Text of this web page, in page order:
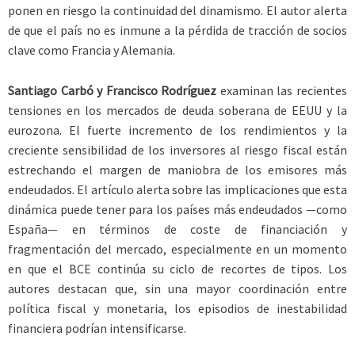
ponen en riesgo la continuidad del dinamismo. El autor alerta
de que el país no es inmune a la pérdida de tracción de socios
clave como Francia y Alemania.
Santiago Carbó y Francisco Rodríguez examinan las recientes
tensiones en los mercados de deuda soberana de EEUU y la
eurozona. El fuerte incremento de los rendimientos y la
creciente sensibilidad de los inversores al riesgo fiscal están
estrechando el margen de maniobra de los emisores más
endeudados. El artículo alerta sobre las implicaciones que esta
dinámica puede tener para los países más endeudados —como
España— en términos de coste de financiación y
fragmentación del mercado, especialmente en un momento
en que el BCE continúa su ciclo de recortes de tipos. Los
autores destacan que, sin una mayor coordinación entre
política fiscal y monetaria, los episodios de inestabilidad
financiera podrían intensificarse.